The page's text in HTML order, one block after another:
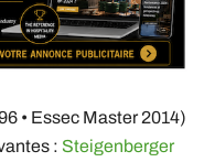
• Essec Master 2014)
: Steigenberger